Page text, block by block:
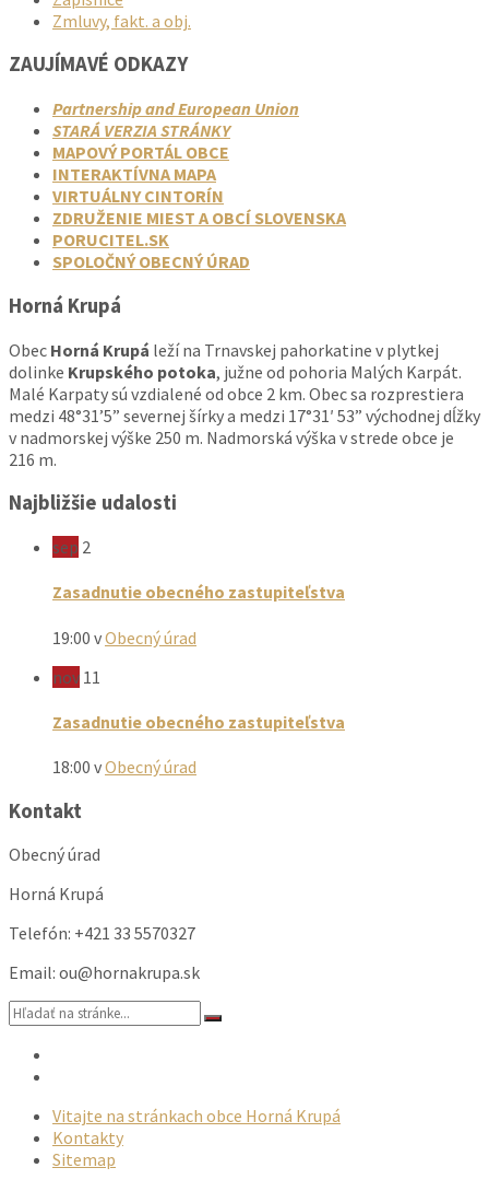
Zmluvy, fakt. a obj.
ZAUJÍMAVÉ ODKAZY
Partnership and European Union
STARÁ VERZIA STRÁNKY
MAPOVÝ PORTÁL OBCE
INTERAKTÍVNA MAPA
VIRTUÁLNY CINTORÍN
ZDRUŽENIE MIEST A OBCÍ SLOVENSKA
PORUCITEL.SK
SPOLOČNÝ OBECNÝ ÚRAD
Horná Krupá
Obec Horná Krupá leží na Trnavskej pahorkatine v plytkej
dolinke Krupského potoka, južne od pohoria Malých Karpát.
Malé Karpaty sú vzdialené od obce 2 km. Obec sa rozprestiera
medzi 48°31’5” severnej šírky a medzi 17°31′ 53” východnej dĺžky
v nadmorskej výške 250 m. Nadmorská výška v strede obce je
216 m.
Najbližšie udalosti
sep 2
Zasadnutie obecného zastupiteľstva
19:00 vObecný úrad
nov 11
Zasadnutie obecného zastupiteľstva
18:00 vObecný úrad
Kontakt
Obecný úrad
Horná Krupá
Telefón: +421 33 5570327
Email: ou@hornakrupa.sk
Vyhľadávanie:
Vitajte na stránkach obce Horná Krupá
Kontakty
Sitemap